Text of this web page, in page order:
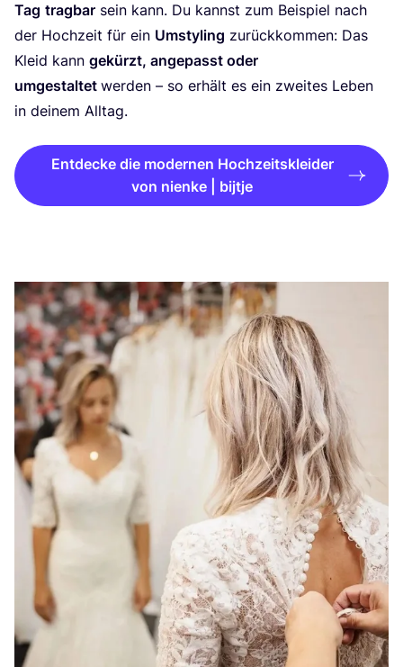
Tag trag­bar sein kann. Du kannst zum Bei­spiel nach
der Hoch­zeit für ein Umsty­ling zurück­kom­men: Das
Kleid kann gekürzt, ange­passt oder
umge­stal­tet wer­den – so erhält es ein zwei­tes Leben
in dei­nem Alltag.
Entdecke die modernen Hochzeitskleider
von nienke | bijtje